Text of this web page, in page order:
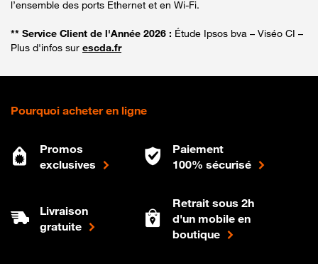
l’ensemble des ports Ethernet et en Wi-Fi.
** Service Client de l'Année 2026 : Étude Ipsos bva – Viséo CI –
Plus d'infos sur escda.fr
Pourquoi acheter en ligne
Promos
exclusives
Paiement
100% sécurisé
Livraison
gratuite
Retrait sous 2h
d'un mobile en
boutique